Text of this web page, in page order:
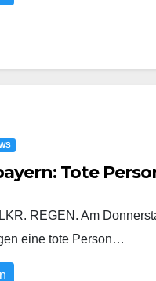
Tote
REGEN. Am
eine tote Person…